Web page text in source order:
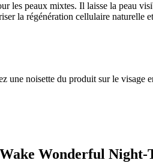
les peaux mixtes. Il laisse la peau
la régénération cellulaire naturelle
une noisette du produit sur le visage
Wonderful Night-